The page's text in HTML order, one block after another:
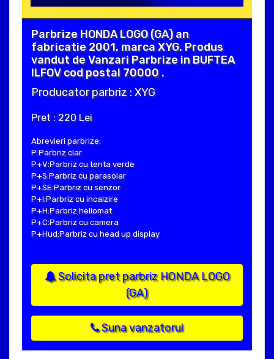
Parbrize HONDA LOGO (GA) an
fabricatie 2001, marca XYG. Produs
vandut de Vanzari Parbrize in BUFTEA
ILFOV cod postal 70000 .
Producator parbriz : XYG
Pret : 220 Lei
Abrevieri parbrize:
P:Parbriz clar
P+V:Parbriz cu tenta verde
P+S:Parbriz cu parasolar
P+SE:Parbriz cu senzor
P+I:Parbriz cu incalzire
P+H:Parbriz heliomat
P+C:Parbriz cu camera
P+Hud:Parbriz cu head up display
Solicita pret parbriz HONDA LOGO
(GA)
Suna vanzatorul